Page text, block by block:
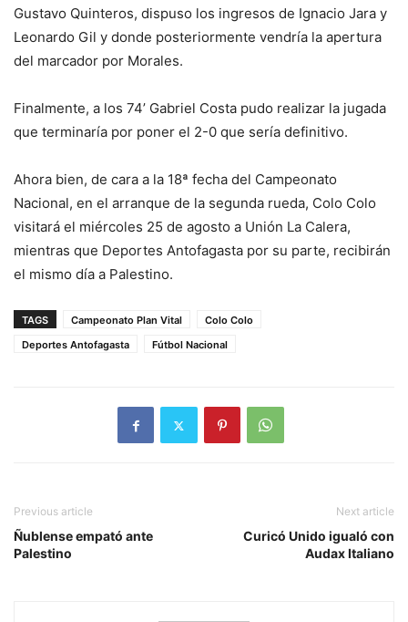
Gustavo Quinteros, dispuso los ingresos de Ignacio Jara y
Leonardo Gil y donde posteriormente vendría la apertura
del marcador por Morales.
Finalmente, a los 74’ Gabriel Costa pudo realizar la jugada
que terminaría por poner el 2-0 que sería definitivo.
Ahora bien, de cara a la 18ª fecha del Campeonato
Nacional, en el arranque de la segunda rueda, Colo Colo
visitará el miércoles 25 de agosto a Unión La Calera,
mientras que Deportes Antofagasta por su parte, recibirán
el mismo día a Palestino.
TAGS Campeonato Plan Vital
Colo Colo
Deportes Antofagasta
Fútbol Nacional
Previous article
Ñublense empató ante
Palestino
Next article
Curicó Unido igualó con
Audax Italiano